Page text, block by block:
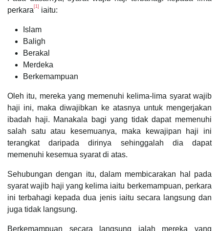
perkara [1] iaitu:
Islam
Baligh
Berakal
Merdeka
Berkemampuan
Oleh itu, mereka yang memenuhi kelima-lima syarat wajib
haji ini, maka diwajibkan ke atasnya untuk mengerjakan
ibadah haji. Manakala bagi yang tidak dapat memenuhi
salah satu atau kesemuanya, maka kewajipan haji ini
terangkat daripada dirinya sehinggalah dia dapat
memenuhi kesemua syarat di atas.
Sehubungan dengan itu, dalam membicarakan hal pada
syarat wajib haji yang kelima iaitu berkemampuan, perkara
ini terbahagi kepada dua jenis iaitu secara langsung dan
juga tidak langsung.
Berkemampuan secara langsung ialah mereka yang